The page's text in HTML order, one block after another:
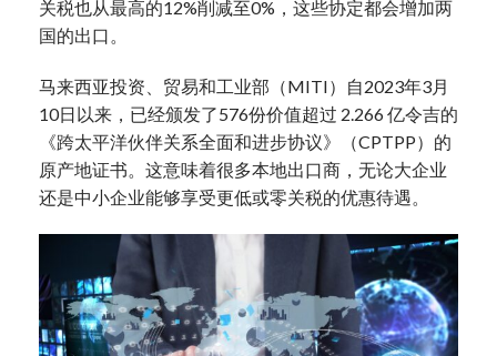
关税也从最高的12%削减至0%，这些协定都会增加两
国的出口。
马来西亚投资、贸易和工业部（MITI）自2023年3月
10日以来，已经颁发了576份价值超过 2.266 亿令吉的
《跨太平洋伙伴关系全面和进步协议》（CPTPP）的
原产地证书。这意味着很多本地出口商，无论大企业
还是中小企业能够享受更低或零关税的优惠待遇。